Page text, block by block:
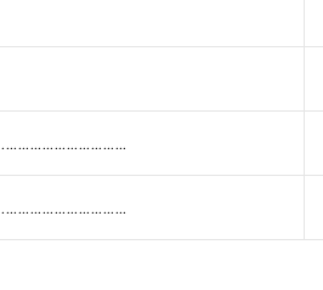
………………………….
………………………….